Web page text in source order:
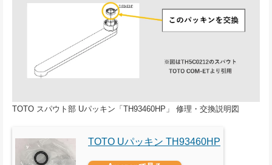
TOTO スパウト部 Uパッキン「TH93460HP」 修理・交換説明図
TOTO Uパッキン TH93460HP